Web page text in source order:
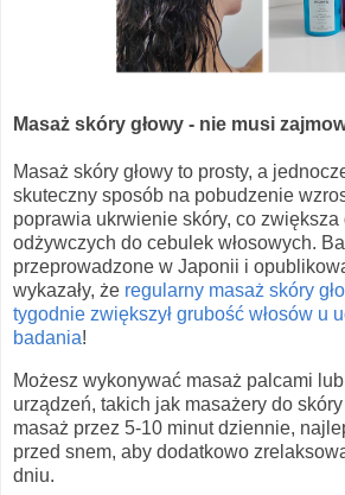
Masaż skóry głowy - nie musi
Masaż skóry głowy to prosty, a
skuteczny sposób na pobudzenie
poprawia ukrwienie skóry, co zwiększa
odżywczych do cebulek włosowych.
przeprowadzone w Japonii i
wykazały, że regularny masaż skóry
tygodnie zwiększył grubość włosów u
badania!
Możesz wykonywać masaż palcami
urządzeń, takich jak masażery do skóry
masaż przez 5-10 minut dziennie,
przed snem, aby dodatkowo
dniu.